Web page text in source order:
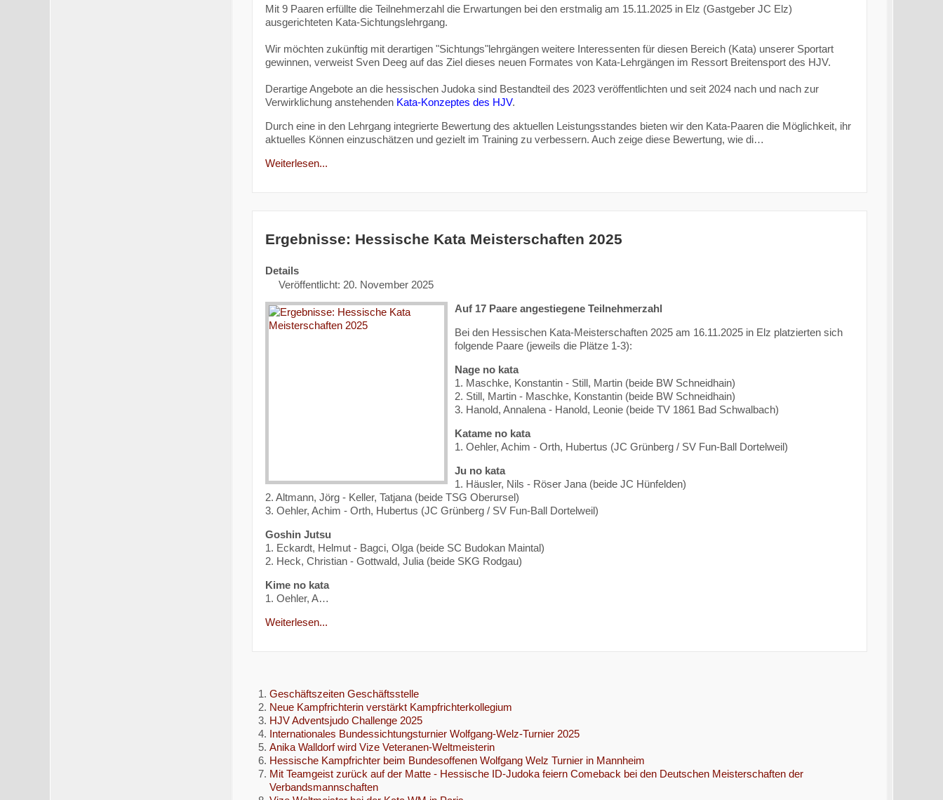
Mit 9 Paaren erfüllte die Teilnehmerzahl die Erwartungen bei den erstmalig am 15.11.2025 in Elz (Gastgeber JC Elz)
ausgerichteten Kata-Sichtungslehrgang.
Wir möchten zukünftig mit derartigen "Sichtungs"lehrgängen weitere Interessenten für diesen Bereich (Kata) unserer Sportart
gewinnen, verweist Sven Deeg auf das Ziel dieses neuen Formates von Kata-Lehrgängen im Ressort Breitensport des HJV.
Derartige Angebote an die hessischen Judoka sind Bestandteil des 2023 veröffentlichten und seit 2024 nach und nach zur
Verwirklichung anstehenden Kata-Konzeptes des HJV.
Durch eine in den Lehrgang integrierte Bewertung des aktuellen Leistungsstandes bieten wir den Kata-Paaren die Möglichkeit, ihr
aktuelles Können einzuschätzen und gezielt im Training zu verbessern. Auch zeige diese Bewertung, wie di…
Weiterlesen...
Ergebnisse: Hessische Kata Meisterschaften 2025
Details
Veröffentlicht: 20. November 2025
Auf 17 Paare angestiegene Teilnehmerzahl
Bei den Hessischen Kata-Meisterschaften 2025 am 16.11.2025 in Elz platzierten sich
folgende Paare (jeweils die Plätze 1-3):
Nage no kata
1. Maschke, Konstantin - Still, Martin (beide BW Schneidhain)
2. Still, Martin - Maschke, Konstantin (beide BW Schneidhain)
3. Hanold, Annalena - Hanold, Leonie (beide TV 1861 Bad Schwalbach)
Katame no kata
1. Oehler, Achim - Orth, Hubertus (JC Grünberg / SV Fun-Ball Dortelweil)
Ju no kata
1. Häusler, Nils - Röser Jana (beide JC Hünfelden)
2. Altmann, Jörg - Keller, Tatjana (beide TSG Oberursel)
3. Oehler, Achim - Orth, Hubertus (JC Grünberg / SV Fun-Ball Dortelweil)
Goshin Jutsu
1. Eckardt, Helmut - Bagci, Olga (beide SC Budokan Maintal)
2. Heck, Christian - Gottwald, Julia (beide SKG Rodgau)
Kime no kata
1. Oehler, A…
Weiterlesen...
Geschäftszeiten Geschäftsstelle
Neue Kampfrichterin verstärkt Kampfrichterkollegium
HJV Adventsjudo Challenge 2025
Internationales Bundessichtungsturnier Wolfgang-Welz-Turnier 2025
Anika Walldorf wird Vize Veteranen-Weltmeisterin
Hessische Kampfrichter beim Bundesoffenen Wolfgang Welz Turnier in Mannheim
Mit Teamgeist zurück auf der Matte - Hessische ID-Judoka feiern Comeback bei den Deutschen Meisterschaften der
Verbandsmannschaften